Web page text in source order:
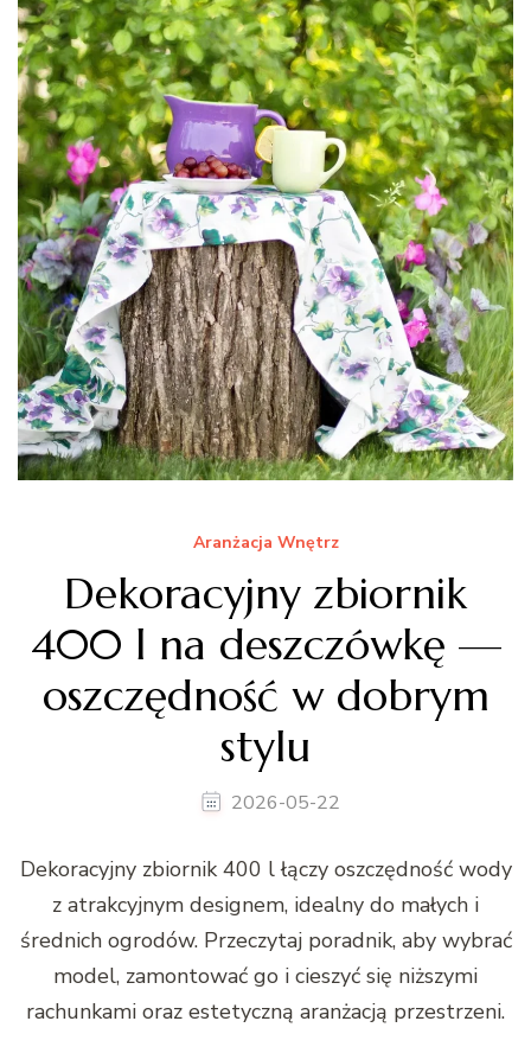
Aranżacja Wnętrz
Dekoracyjny zbiornik
400 l na deszczówkę —
oszczędność w dobrym
stylu
2026-05-22
Dekoracyjny zbiornik 400 l łączy oszczędność wody
z atrakcyjnym designem, idealny do małych i
średnich ogrodów. Przeczytaj poradnik, aby wybrać
model, zamontować go i cieszyć się niższymi
rachunkami oraz estetyczną aranżacją przestrzeni.